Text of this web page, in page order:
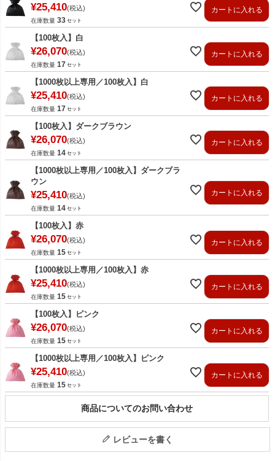
¥25,410 税込
在庫数量 33
カートに入れる
【100枚入】白
¥26,070 税込
在庫数量 17
カートに入れる
【1000枚以上専用／100枚入】白
¥25,410 税込
在庫数量 17
カートに入れる
【100枚入】ダークブラウン
¥26,070 税込
在庫数量 14
カートに入れる
【1000枚以上専用／100枚入】ダークブラ
ウン
¥25,410 税込
在庫数量 14
カートに入れる
【100枚入】赤
¥26,070 税込
在庫数量 15
カートに入れる
【1000枚以上専用／100枚入】赤
¥25,410 税込
在庫数量 15
カートに入れる
【100枚入】ピンク
¥26,070 税込
在庫数量 15
カートに入れる
【1000枚以上専用／100枚入】ピンク
¥25,410 税込
在庫数量 15
カートに入れる
商品についてのお問い合わせ
レビューを書く